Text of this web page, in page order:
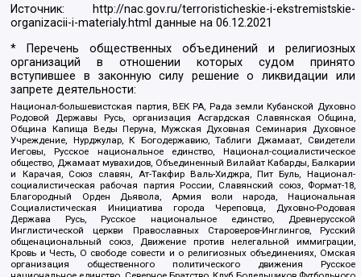
Источник:
http://nac.gov.ru/terroristicheskie-i-ekstremistskie-
organizacii-i-materialy.html данные на06.12.2021
* Перечень общественных объединений и религиозных
организаций в отношении которых судом принято
вступившее в законную силу решение о ликвидации или
запрете деятельности:
Национал-большевистская партия, ВЕК РА, Рада земли Кубанской Духовно
Родовой Державы Русь, организация Асгардская Славянская Община,
Община Капища Веды Перуна, Мужская Духовная Семинария Духовное
Учреждение, Нурджулар, К Богодержавию, Таблиги Джамаат, Свидетели
Иеговы, Русское национальное единство, Национал-социалистическое
общество, Джамаат мувахидов, Объединенный Вилайат Кабарды, Балкарии
и Карачая, Союз славян, Ат-Такфир Валь-Хиджра, Пит Буль, Национал-
социалистическая рабочая партия России, Славянский союз, Формат-18,
Благородный Орден Дьявола, Армия воли народа, Национальная
Социалистическая Инициатива города Череповца, Духовно-Родовая
Держава Русь, Русское национальное единство, Древнерусской
Инглистической церкви Православных Староверов-Инглингов, Русский
общенациональный союз, Движение против нелегальной иммиграции,
Кровь и Честь, О свободе совести и о религиозных объединениях, Омская
организация общественного политического движения Русское